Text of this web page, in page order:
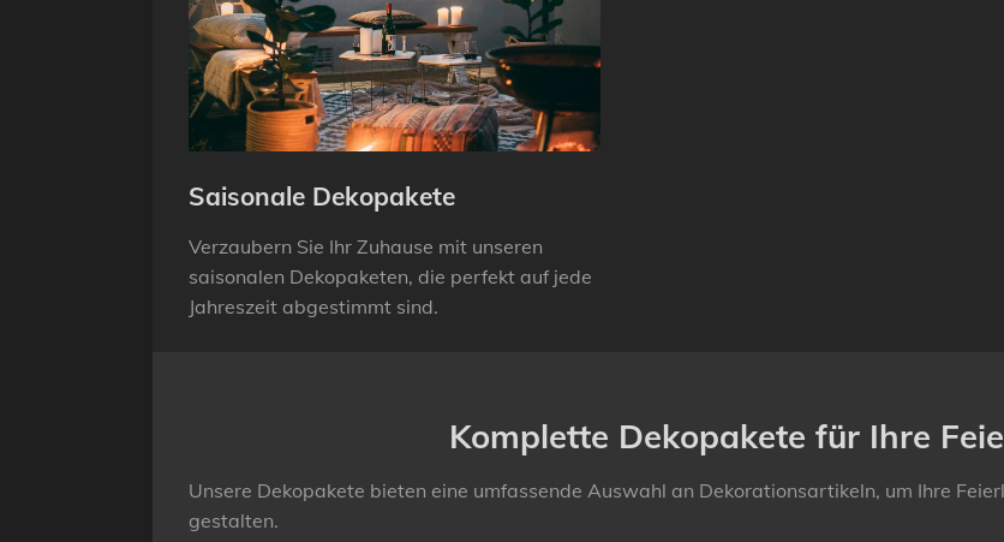
Saisonale Dekopakete
Verzaubern Sie Ihr Zuhause mit unseren
saisonalen Dekopaketen, die perfekt auf jede
Jahreszeit abgestimmt sind.
Komplette Dekopakete für Ihre
Unsere Dekopakete bieten eine umfassende Auswahl an Dekorationsartikeln, um Ihre
gestalten.